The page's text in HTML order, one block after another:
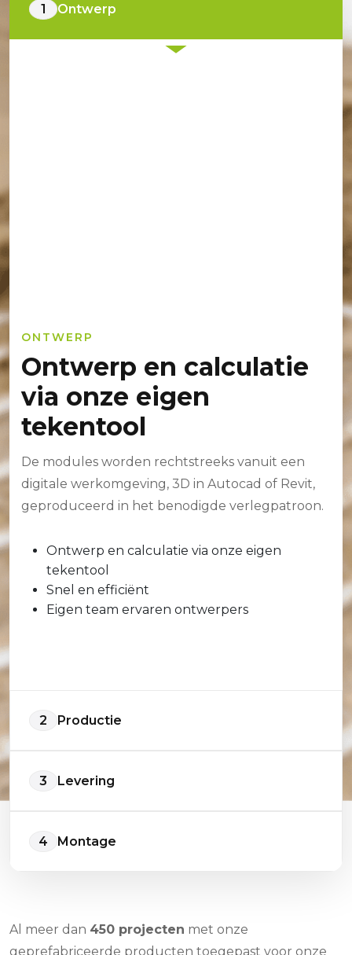
1 Ontwerp
ONTWERP
Ontwerp en calculatie
via onze eigen
tekentool
De modules worden rechtstreeks vanuit een
digitale werkomgeving, 3D in Autocad of Revit,
geproduceerd in het benodigde verlegpatroon.
Ontwerp en calculatie via onze eigen
tekentool
Snel en efficiënt
Eigen team ervaren ontwerpers
2 Productie
3 Levering
4 Montage
Al meer dan 450 projecten met onze
geprefabriceerde producten toegepast voor onze